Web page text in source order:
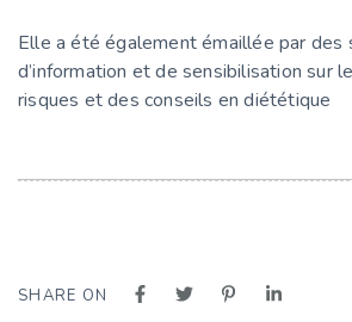
Elle a été également émaillée par des
d’information et de sensibilisation sur
risques et des conseils en diététique
SHARE ON